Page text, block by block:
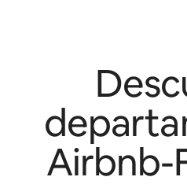
Airbnb-